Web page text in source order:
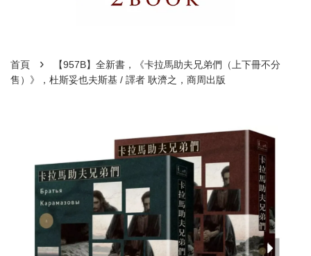
首頁 ›
【957B】全新書，《卡拉馬助夫兄弟們（上下冊不分
售）》，杜斯妥也夫斯基 / 譯者 耿濟之，商周出版